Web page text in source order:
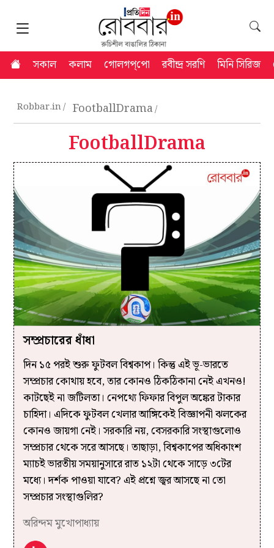
সকাল কলাম গোলগপ্‌পো রবীন্দ্র সরণি মিনি সিরিজ
Robbar.in FootballDrama
FootballDrama
সম্প্রচারের ধাঁধা
দিন ১৫ পরই শুরু ফুটবল বিশ্বকাপ। কিন্তু এই ভূ-ভারতে
সম্প্রচার কোথায় হবে, তার কোনও ঠিকঠিকানা নেই এখনও!
কাটছেই না জটিলতা। নেপথ্যে ফিফার বিপুল অঙ্কের টাকার
চাহিদা। এদিকে ফুটবল খেলার আঙ্গিকেই বিজ্ঞাপনী ঝলকের
কোনও জায়গা নেই। সরকারি নয়, বেসরকারি সংস্থাগুলোও
সম্প্রচার থেকে সরে আসছে। তাছাড়া, বিশ্বকাপের অধিকাংশ
ম্যাচই ভারতীয় সময়ানুসারে রাত ১২টা থেকে সাড়ে ৩টের
মধ্যে। দর্শক পাওয়া যাবে? এই প্রশ্নে জ্বর আসছে না তো
সম্প্রচার সংস্থাগুলির?
অরিন্দম মুখোপাধ্যায়